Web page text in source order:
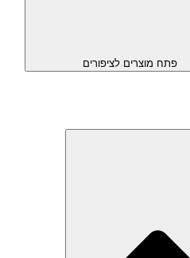
פתח מוצרים לציפורים